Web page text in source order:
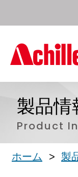
製品情
Product
ホーム 製